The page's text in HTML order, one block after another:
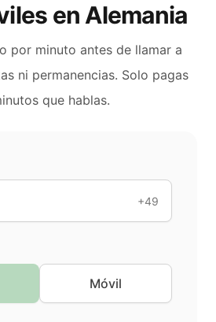
en Alemania
por minuto antes de llamar a
ni permanencias. Solo pagas
que hablas.
+49
Móvil